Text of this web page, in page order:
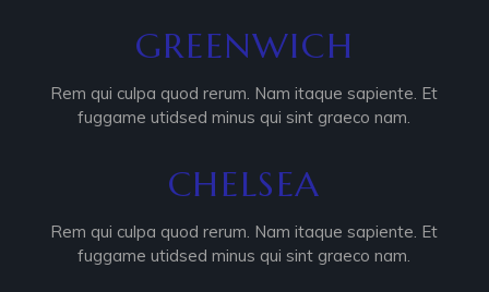
GREENWICH
Rem qui culpa quod rerum. Nam itaque sapiente. Et
fuggame utidsed minus qui sint graeco nam.
CHELSEA
Rem qui culpa quod rerum. Nam itaque sapiente. Et
fuggame utidsed minus qui sint graeco nam.